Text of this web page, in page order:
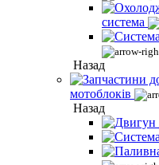
система
Назад
мотоблоків
Назад